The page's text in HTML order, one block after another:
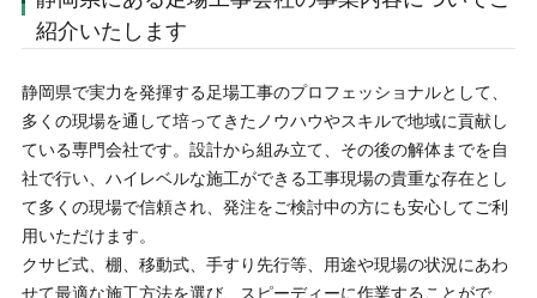
紹介いたします
静岡県で実力を発揮する足場工事のプロフェッショナルとして、
多くの現場を通して培ってきたノウハウやスキルで地域に貢献し
ている専門会社です。設計から組み立て、その後の解体までを自
社で行い、ハイレベルな施工ができる工事現場の貴重な存在とし
て多くの現場で信頼され、発注をご検討中の方にも安心してご利
用いただけます。
クサビ式、棚、移動式、手すり先行等、用途や現場の状況にあわ